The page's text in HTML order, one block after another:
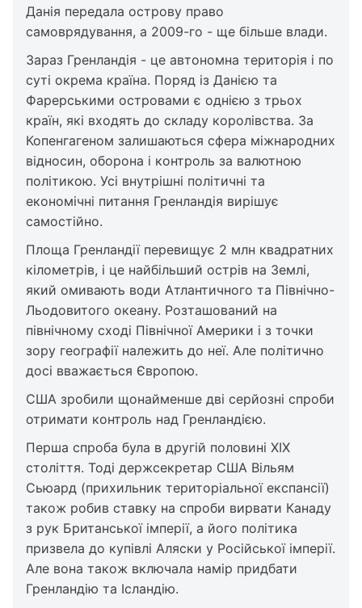
Данія передала острову право
самоврядування, а 2009-го - ще більше влади.
Зараз Гренландія - це автономна територія і по
суті окрема країна. Поряд із Данією та
Фарерськими островами є однією з трьох
країн, які входять до складу королівства. За
Копенгагеном залишаються сфера міжнародних
відносин, оборона і контроль за валютною
політикою. Усі внутрішні політичні та
економічні питання Гренландія вирішує
самостійно.
Площа Гренландії перевищує 2 млн квадратних
кілометрів, і це найбільший острів на Землі,
який омивають води Атлантичного та Північно-
Льодовитого океану. Розташований на
північному сході Північної Америки і з точки
зору географії належить до неї. Але політично
досі вважається Європою.
США зробили щонайменше дві серйозні спроби
отримати контроль над Гренландією.
Перша спроба була в другій половині XIX
століття. Тоді держсекретар США Вільям
Сьюард (прихильник територіальної експансії)
також робив ставку на спроби вирвати Канаду
з рук Британської імперії, а його політика
призвела до купівлі Аляски у Російської імперії.
Але вона також включала намір придбати
Гренландію та Ісландію.